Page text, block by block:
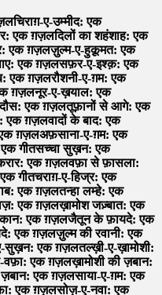
चिराग़-ए-उम्मीद: एक
एक ग़ज़लदिलों का शहंशाह: एक
एक ग़ज़लज़ुल्म-ए-हुक़ूमत: एक
एक ग़ज़लसफ़र-ए-इश्क़: एक
एक ग़ज़लरौशनी-ए-ग़म: एक
ग़ज़लनूर-ए-ख़याल: एक
एक ग़ज़लतूफ़ानों से आगे: एक
एक ग़ज़लवादों के बाद: एक
ग़ज़लअफ़साना-ए-ग़म: एक
गीतसच्चा सुख़न: एक
एक ग़ज़लवफ़ा से फ़ासला:
गीतचराग़-ए-हिज्र: एक
एक ग़ज़लतन्हा लम्हे: एक
एक ग़ज़लख़ामोश जज़्बात: एक
एक ग़ज़लजैतून के फ़ायदे: एक
एक ग़ज़लज़ुल्म की रवानी: एक
सुख़न: एक ग़ज़लतल्ख़ी-ए-ख़ामोशी:
वफ़ा: एक ग़ज़लख़ामोशी की ज़बान:
ज़बान: एक ग़ज़लसाया-ए-ग़म: एक
एक ग़ज़लसोज़-ए-नवा: एक